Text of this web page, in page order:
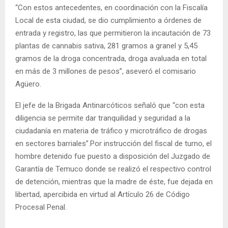
“Con estos antecedentes, en coordinación con la Fiscalía
Local de esta ciudad, se dio cumplimiento a órdenes de
entrada y registro, las que permitieron la incautación de 73
plantas de cannabis sativa, 281 gramos a granel y 5,45
gramos de la droga concentrada, droga avaluada en total
en más de 3 millones de pesos”, aseveró el comisario
Agüero.
El jefe de la Brigada Antinarcóticos señaló que “con esta
diligencia se permite dar tranquilidad y seguridad a la
ciudadanía en materia de tráfico y microtráfico de drogas
en sectores barriales”.Por instrucción del fiscal de turno, el
hombre detenido fue puesto a disposición del Juzgado de
Garantía de Temuco donde se realizó el respectivo control
de detención, mientras que la madre de éste, fue dejada en
libertad, apercibida en virtud al Artículo 26 de Código
Procesal Penal.